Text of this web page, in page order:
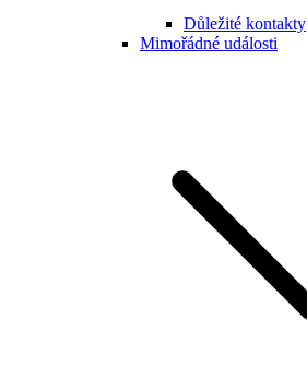
Důležité kontakty
Mimořádné události